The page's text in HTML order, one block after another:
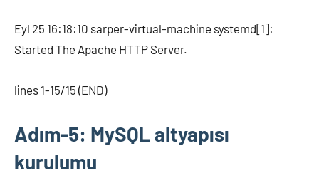
Eyl 25 16:18:10 sarper-virtual-machine systemd[1]:
Started The Apache HTTP Server.
lines 1-15/15 (END)
Adım-5: MySQL altyapısı
kurulumu